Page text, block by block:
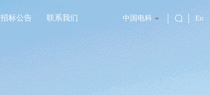
招标公告 联系我们 中国电科 En